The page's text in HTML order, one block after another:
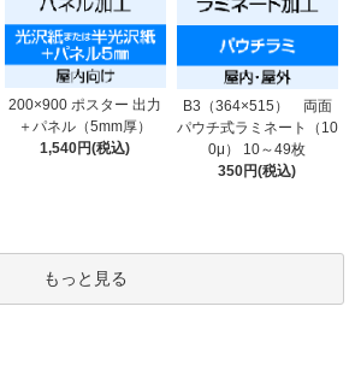
200×900 ポスター 出力
＋パネル（5mm厚）
1,540円(税込)
B3（364×515） 両面
パウチ式ラミネート（10
0μ） 10～49枚
350円(税込)
もっと見る